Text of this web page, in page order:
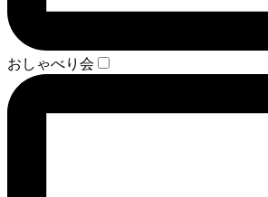
おしゃべり会